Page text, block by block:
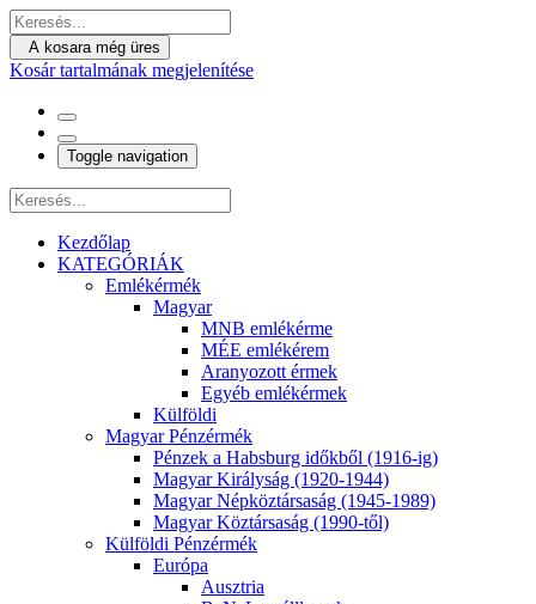
A kosara még üres
Kosár tartalmának megjelenítése
Toggle navigation
Kezdőlap
KATEGÓRIÁK
Emlékérmék
Magyar
MNB emlékérme
MÉE emlékérem
Aranyozott érmek
Egyéb emlékérmek
Külföldi
Magyar Pénzérmék
Pénzek a Habsburg időkből (1916-ig)
Magyar Királyság (1920-1944)
Magyar Népköztársaság (1945-1989)
Magyar Köztársaság (1990-től)
Külföldi Pénzérmék
Európa
Ausztria